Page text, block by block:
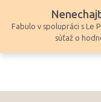
obsahFabulo v spolupráci s Le
súťaž o